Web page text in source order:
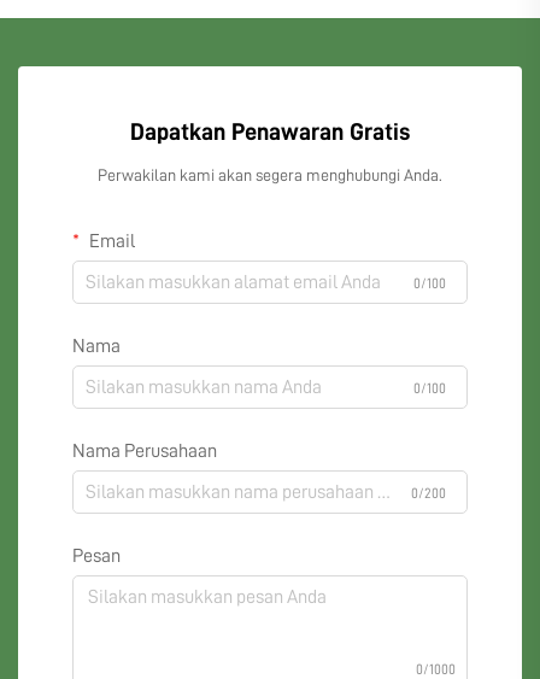
Dapatkan Penawaran Gratis
Perwakilan kami akan segera menghubungi Anda.
Email
0/100
Nama
0/100
Nama Perusahaan
0/200
Pesan
0/1000